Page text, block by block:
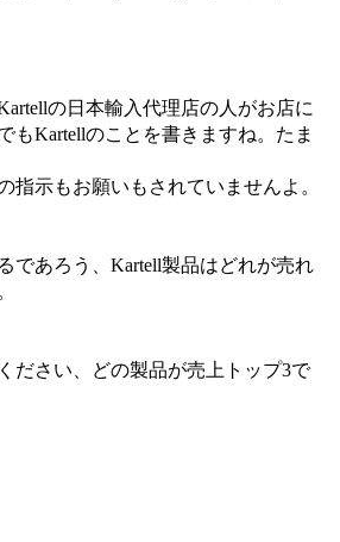
の日本輸入代理店の人がお店に
もKartellのことを書きますね。たま
指示もお願いもされていませんよ。
であろう、Kartell製品はどれが売れ
ださい、どの製品が売上トップ3で